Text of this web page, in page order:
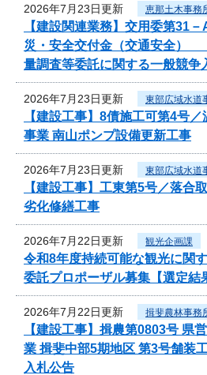
2026年7月23日更新 恵那土木事務
【建設関連業務】交用委第31
災・安全交付金（交通安全）
量調査等委託に関する一般競争
2026年7月23日更新 東部広域水道
【建設工事】8債施工可第4号
事業 南山ポンプ設備更新工事
2026年7月23日更新 東部広域水道
【建設工事】工東第5号／落合
劣化修繕工事
2026年7月22日更新 観光企画課
令和8年度持続可能な観光に関
委託プロポーザル募集【選定結
2026年7月22日更新 揖斐農林事務
【建設工事】揖農第0803号 県
業 揖斐中部5期地区 第3号舗装
入札公告